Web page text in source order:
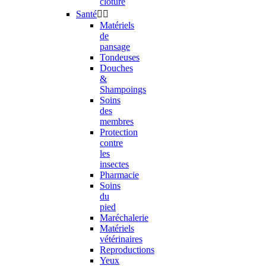
Santé 
Matériels
de
pansage
Tondeuses
Douches
&
Shampoings
Soins
des
membres
Protection
contre
les
insectes
Pharmacie
Soins
du
pied
Maréchalerie
Matériels
vétérinaires
Reproductions
Yeux